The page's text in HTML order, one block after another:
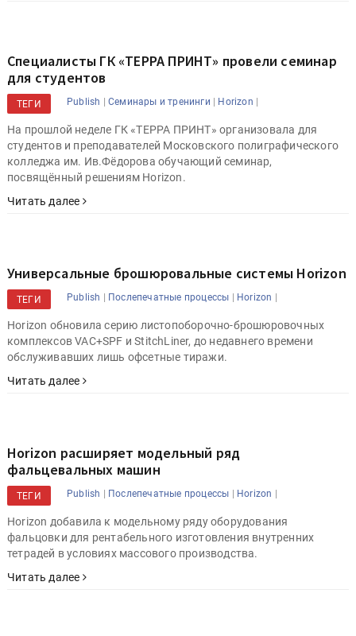
Специалисты ГК «ТЕРРА ПРИНТ» провели семинар
для студентов
ТЕГИ Publish |Семинары и тренинги | Horizon |
На прошлой неделе ГК «ТЕРРА ПРИНТ» организовала для
студентов и преподавателей Московского полиграфического
колледжа им. Ив.Фёдорова обучающий семинар,
посвящённый решениям Horizon.
Читать далее
Универсальные брошюровальные системы Horizon
ТЕГИ Publish | Послепечатные процессы | Horizon |
Horizon обновила серию листопоборочно-брошюровочных
комплексов VAC+SPF и StitchLiner, до недавнего времени
обслуживавших лишь офсетные тиражи.
Читать далее
Horizon расширяет модельный ряд
фальцевальных машин
ТЕГИ Publish | Послепечатные процессы | Horizon |
Horizon добавила к модельному ряду оборудования
фальцовки для рентабельного изготовления внутренних
тетрадей в условиях массового производства.
Читать далее